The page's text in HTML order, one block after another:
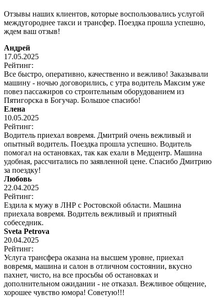
Отзывы наших клиентов, которые воспользовались услугой
междугороднее такси и трансфер. Поездка прошла успешно,
ждем ваш отзыв!
Андрей
17.05.2025
Рейтинг:
Все быстро, оперативно, качественно и вежливо! Заказывали
машину - ночью договорились, с утра водитель Максим уже
повез пассажиров со строительным оборудованием из
Пятигорска в Богучар. Большое спасибо!
Елена
10.05.2025
Рейтинг:
Водитель приехал вовремя. Дмитрий очень вежливый и
опытный водитель. Поездка прошла успешно. Водитель
помогал на остановках, так как ехали в Медцентр. Машина
удобная, рассчитались по заявленной цене. Спасибо Дмитрию
за поездку!
Любовь
22.04.2025
Рейтинг:
Ездила к мужу в ЛНР с Ростовской области. Машина
приехала вовремя. Водитель вежливый и приятный
собеседник.
Sveta Petrova
20.04.2025
Рейтинг:
Услуга трансфера оказана на высшем уровне, приехал
вовремя, машина и салон в отличном состоянии, вкусно
пахнет, чисто, на все просьбы об остановках и
дополнительном ожидании - не отказал. Вежливое общение,
хорошее чувство юмора! Советую!!!